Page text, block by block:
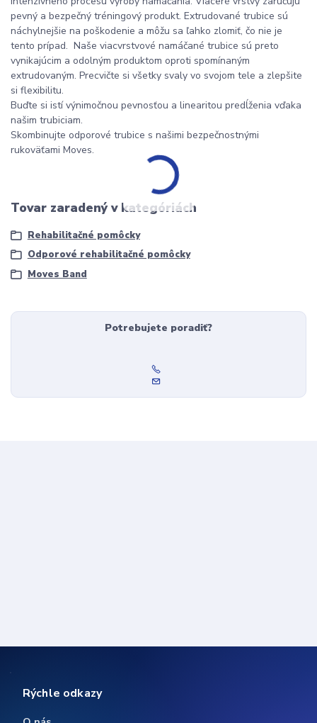
pevný a bezpečný tréningový produkt. Extrudované trubice sú
náchylnejšie na poškodenie a môžu sa ľahko zlomiť, čo nie je
tento prípad. Naše viacvrstvové namáčané trubice sú preto
vynikajúcim a odolným produktom oproti spomínaným
extrudovaným. Precvičte si všetky svaly vo svojom tele a zlepšite
si flexibilitu.
Buďte si istí výnimočnou pevnosťou a linearitou predĺženia vďaka
našim trubiciam.
Skombinujte odporové trubice s našimi bezpečnostnými
rukoväťami Moves.
Tovar zaradený v kategóriách
Rehabilitačné pomôcky
Odporové rehabilitačné pomôcky
Moves Band
Potrebujete poradiť?
Rýchle odkazy